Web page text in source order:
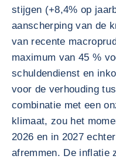
stijgen (+8,4% op
aanscherping van de
van recente
maximum van 45 %
schuldendienst en
voor de verhouding
combinatie met een
klimaat, zou het
2026 en in 2027
afremmen. De inflatie